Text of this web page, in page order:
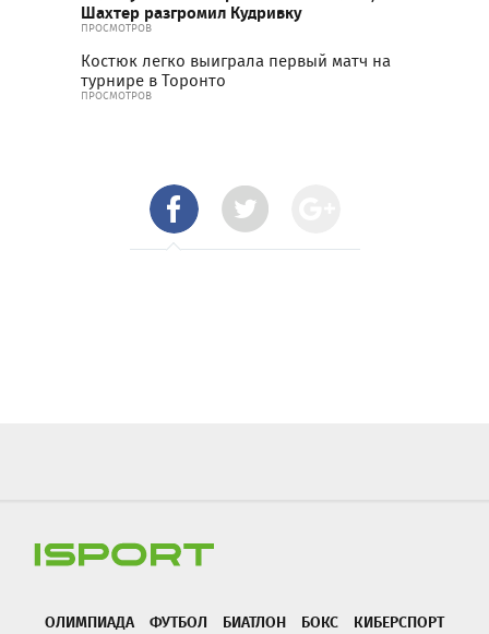
Шахтер разгромил Кудривку
ПРОСМОТРОВ
Костюк легко выиграла первый матч на
турнире в Торонто
ПРОСМОТРОВ
ОЛИМПИАДА ФУТБОЛ БИАТЛОН БОКС
КИБЕРСПОРТ